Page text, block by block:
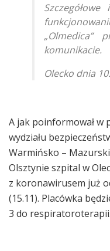
„Olmedica”
komunikacie.
Olecko dnia
A jak poinformował w
wydziału
Warmińsko –
Olsztynie szpital w
z koronawirusem już
(15.11). Placówka
3 do respiratoroterapii.